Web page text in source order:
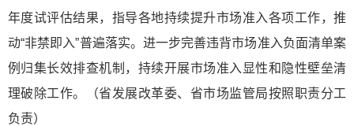
年度试评估结果，指导各地持续提升市场准入各项工作，推
动“非禁即入”普遍落实。进一步完善违背市场准入负面清单案
例归集长效排查机制，持续开展市场准入显性和隐性壁垒清
理破除工作。（省发展改革委、省市场监管局按照职责分工
负责）